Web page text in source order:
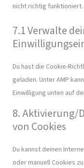
nicht richtig funktioniert.
7.1 Verwalte
Du hast die Cookie-
geladen. Unter AMP
Einwilligung unten auf
8. Aktivierung/
von Cookies
Du kannst deinen
oder manuell Cookies